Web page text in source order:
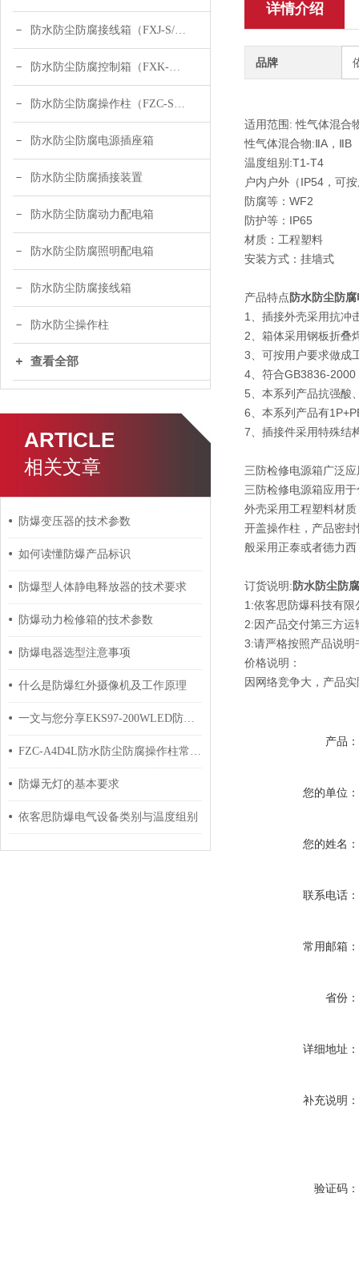
防水防尘防腐接线箱（FXJ-S/FXJ-G）
防水防尘防腐控制箱（FXK-S/FXK-G）
防水防尘防腐操作柱（FZC-S/FZC-G）
防水防尘防腐电源插座箱
防水防尘防腐插接装置
防水防尘防腐动力配电箱
防水防尘防腐照明配电箱
防水防尘防腐接线箱
防水防尘操作柱
查看全部
ARTICLE
相关文章
防爆变压器的技术参数
如何读懂防爆产品标识
防爆型人体静电释放器的技术要求
防爆动力检修箱的技术参数
防爆电器选型注意事项
什么是防爆红外摄像机及工作原理
一文与您分享EKS97-200WLED防爆灯的安装方法
FZC-A4D4L防水防尘防腐操作柱常见故障的成因与科学解决方法分享
防爆无灯的基本要求
依客思防爆电气设备类别与温度组别
详情介绍
品牌
适用范围: 性气体混合
性气体混合物:ⅡA，ⅡB
温度组别:T1-T4
户内户外（IP54，可
防腐等：WF2
防护等：IP65
材质：工程塑料
安装方式：挂墙式
产品特点防水防尘防
1、插接外壳采用抗冲
2、箱体采用钢板折叠
3、可按用户要求做成
4、符合GB3836-
5、本系列产品抗强酸
6、本系列产品有
7、插接件采用特殊结
三防检修电源箱广泛
三防检修电源箱应用
外壳采用工程塑料材
开盖操作柱，产品密
般采用正泰或者德力
订货说明:防水防尘防
1:依客思防爆科技有
2:因产品交付第三方
3:请严格按照产品说
价格说明：
因网络竞争大，产品
产品：
您的单位：
您的姓名：
联系电话：
常用邮箱：
省份：
详细地址：
补充说明：
验证码：